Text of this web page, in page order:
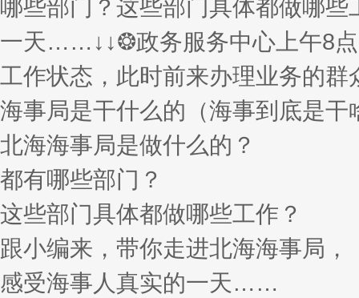
哪些部门？这些部门具体都做哪
一天……↓↓❂政务服务中心上午8点
工作状态，此时前来办理业务的
海事局是干什么的（海事到底是
北海海事局是做什么的？
都有哪些部门？
这些部门具体都做哪些工作？
跟小编来，带你走进北海海事局，
感受海事人真实的一天……